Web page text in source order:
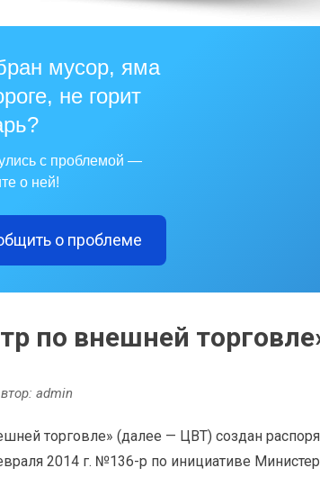
мусор, яма
не горит
с проблемой —
о ней!
о проблеме
по внешней
admin
торговле» (далее — ЦВТ) создан
2014 г. №136-р по инициативе